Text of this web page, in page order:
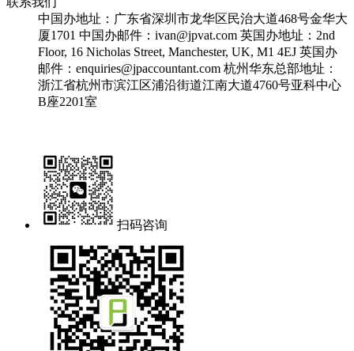
中国办地址：广东省深圳市龙华区民治大道468号金华大
厦1701 中国办邮件：ivan@jpvat.com 英国办地址：2nd
Floor, 16 Nicholas Street, Manchester, UK, M1 4EJ 英国办
邮件：enquiries@jpaccountant.com 杭州华东总部地址：
浙江省杭州市滨江区浦沿街道江南大道4760号亚科中心
B座2201室
扫码咨询